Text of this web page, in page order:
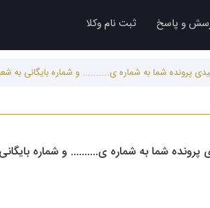
و پاسخ ثبت نام وکلا
به شماره ی.......... و شماره بایگانی به شعبه 2دادیاریکرج ارجاع شد
ی.......... و شماره بایگانی به شعبه 2دادیاریکرج